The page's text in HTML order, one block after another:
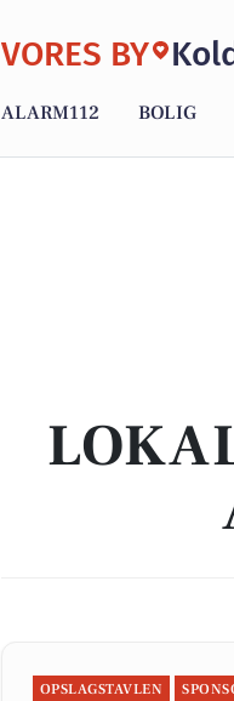
VORES BY
ALARM112 BOLIG
OPSLAGSTAVLEN